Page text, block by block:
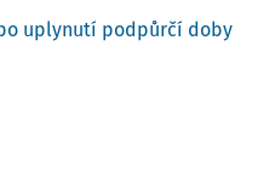
uplynutí podpůrčí doby